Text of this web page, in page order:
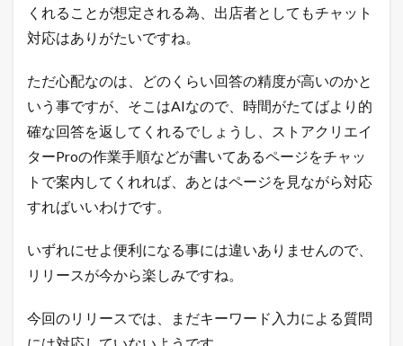
マ
ガ
配
中
！
1.3
店
長
の
ツ
イ
ッ
ー
「
チ
売
くれることが想定される為、出店者としてもチャット
対応はありがたいですね。
ただ心配なのは、どのくらい回答の精度が高いのかと
いう事ですが、そこはAIなので、時間がたてばより的
確な回答を返してくれるでしょうし、ストアクリエイ
ターProの作業手順などが書いてあるページをチャッ
トで案内してくれれば、あとはページを見ながら対応
すればいいわけです。
いずれにせよ便利になる事には違いありませんので、
リリースが今から楽しみですね。
今回のリリースでは、まだキーワード入力による質問